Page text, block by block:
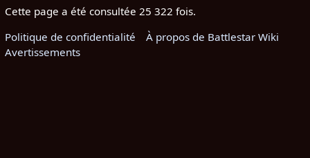
Cette page a été consultée 25 322 fois.
Politique de confidentialité
À propos de Battlestar Wiki
Avertissements